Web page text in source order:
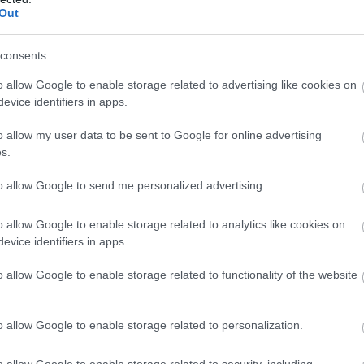
allow Google to enable storage related to advertising like cookies on
identifiers in apps.
allow my user data to be sent to Google for online advertising
allow Google to send me personalized advertising.
allow Google to enable storage related to analytics like cookies on
identifiers in apps.
allow Google to enable storage related to functionality of the website
allow Google to enable storage related to personalization.
της Ευρώπης να στρέφονται στον Α’
ευθεία, οι αποστολές ολοκληρώνουν τις
και η αγωνία κορυφώνεται τόσο για τους
φαν της Eurovision 2026.
στο Instagram.
από το χρήστη Eurovision Song
έχουν ξεχωρίσει από την πρώτη
«Ferto» παραμένει σταθερά στις πρώτες
με πολλούς eurofans να θεωρούν
τις πιο δυνατές παρουσίες της φετινής